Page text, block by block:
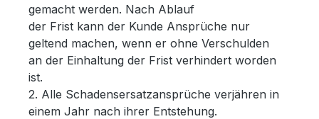
gemacht werden. Nach Ablauf
der Frist kann der Kunde Ansprüche nur
geltend machen, wenn er ohne Verschulden
an der Einhaltung der Frist verhindert worden
ist.
2. Alle Schadensersatzansprüche verjähren in
einem Jahr nach ihrer Entstehung.